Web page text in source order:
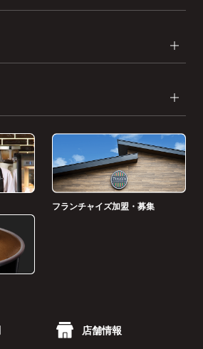
フランチャイズ加盟・募集
店舗情報